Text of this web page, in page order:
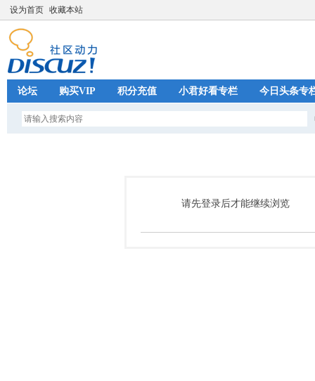
设为首页 收藏本站
论坛 购买VIP 积分充值 小君好看专栏 今日头条专
请先登录后才能继续浏览